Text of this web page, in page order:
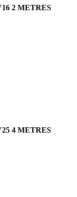
2 METRES
4 METRES